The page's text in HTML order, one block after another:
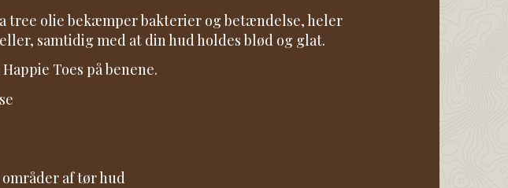
tree olie bekæmper bakterier og betændelse, heler
samtidig med at din hud holdes blød og glat.
Toes på benene.
af tør hud